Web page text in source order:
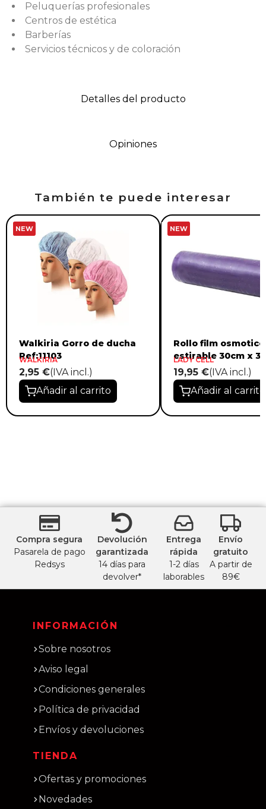
Detalles del producto
Opiniones
Peluquerías profesionales
Centros de estética
Barberías
Servicios técnicos y de coloración
También te puede interesar
NEW
Walkiria Gorro de ducha
Ref:11103
WALKIRIA
2,95 €(IVA incl.)
Añadir al carrito
NEW
Rollo film osmotico
estirable 30cm x
LADY CELL
19,95 €(IVA incl.)
Añadir al carrito
Compra segura
Pasarela de pago
Redsys
Devolución
garantizada
14 días para
devolver*
Entrega
rápida
1-2 días
laborables
Envío
gratuito
A partir de
89€
INFORMACIÓN
Sobre nosotros
Aviso legal
Condiciones generales
Política de privacidad
Envíos y devoluciones
TIENDA
Ofertas y promociones
Novedades